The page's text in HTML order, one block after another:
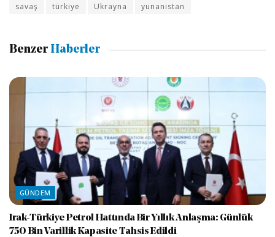
savaş
türkiye Ukrayna yunanistan
Benzer Haberler
GÜNDEM
Irak-Türkiye Petrol Hattında Bir Yıllık Anlaşma: Günlük
750 Bin Varillik Kapasite Tahsis Edildi